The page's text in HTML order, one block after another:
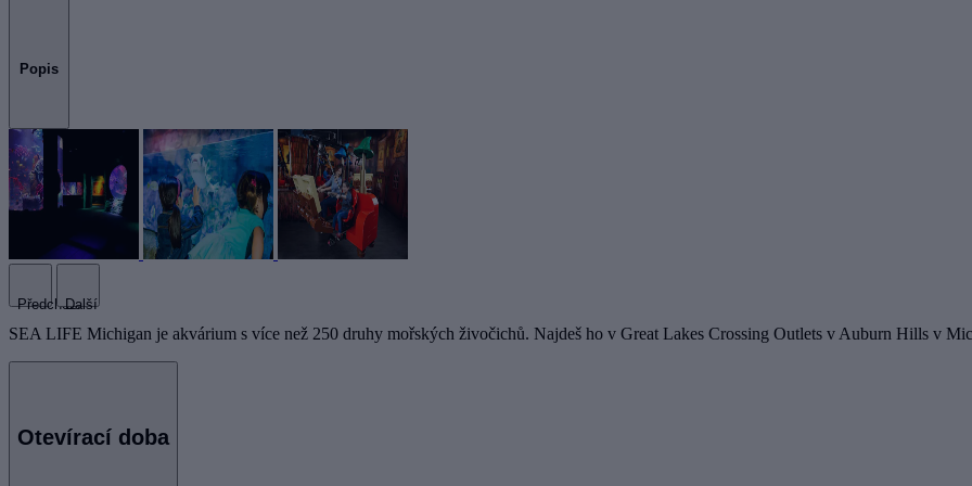
Popis
PředchozíDalší
SEA LIFE Michigan je akvárium s více než 250 druhy mořských živočichů. Najdeš ho v Great Lakes Crossing Outlets v Auburn Hills v
Otevírací doba